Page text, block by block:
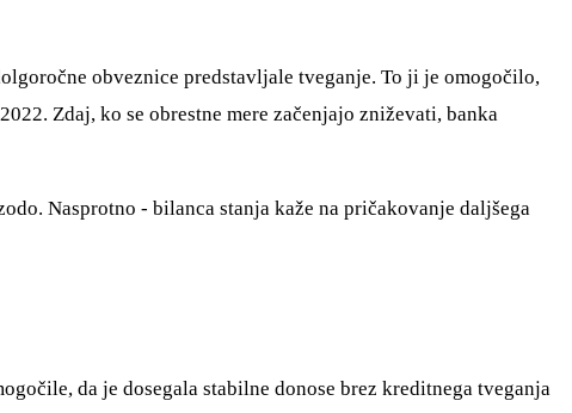
obveznice predstavljale tveganje. To ji je omogočilo,
Zdaj, ko se obrestne mere začenjajo zniževati, banka
Nasprotno - bilanca stanja kaže na pričakovanje daljšega
da je dosegala stabilne donose brez kreditnega tveganja